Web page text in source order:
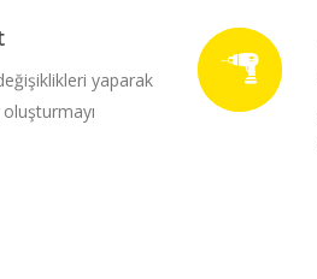
yaparak